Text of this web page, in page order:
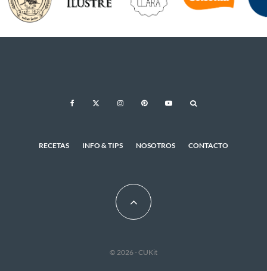
RECETAS INFO & TIPS NOSOTROS CONTACTO
© 2026 - CUKit